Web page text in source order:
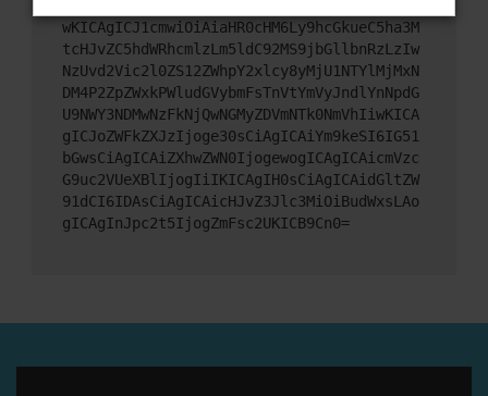
mNvbmZpZyI6IHsKICAgICJtZXRob2QiOiAiR0VUIi
wKICAgICJ1cmwiOiAiaHR0cHM6Ly9hcGkueC5ha3M
tcHJvZC5hdWRhcmlzLm5ldC92MS9jbGllbnRzLzIw
NzUvd2Vic2l0ZS12ZWhpY2xlcy8yMjU1NTYlMjMxN
DM4P2ZpZWxkPWludGVybmFsTnVtYmVyJndlYnNpdG
U9NWY3NDMwNzFkNjQwNGMyZDVmNTk0NmVhIiwKICA
gICJoZWFkZXJzIjoge30sCiAgICAiYm9keSI6IG51
bGwsCiAgICAiZXhwZWN0IjogewogICAgICAicmVzc
G9uc2VUeXBlIjogIiIKICAgIH0sCiAgICAidGltZW
91dCI6IDAsCiAgICAicHJvZ3Jlc3MiOiBudWxsLAo
gICAgInJpc2t5IjogZmFsc2UKICB9Cn0=